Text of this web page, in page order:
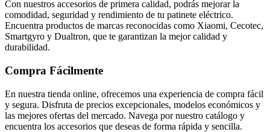
página
de
producto
Con nuestros accesorios de primera calidad, podrás mejorar la
comodidad, seguridad y rendimiento de tu patinete eléctrico.
Encuentra productos de marcas reconocidas como Xiaomi, Cecotec,
Smartgyro y Dualtron, que te garantizan la mejor calidad y
durabilidad.
Compra Fácilmente
En nuestra tienda online, ofrecemos una experiencia de compra fácil
y segura. Disfruta de precios excepcionales, modelos económicos y
las mejores ofertas del mercado. Navega por nuestro catálogo y
encuentra los accesorios que deseas de forma rápida y sencilla.